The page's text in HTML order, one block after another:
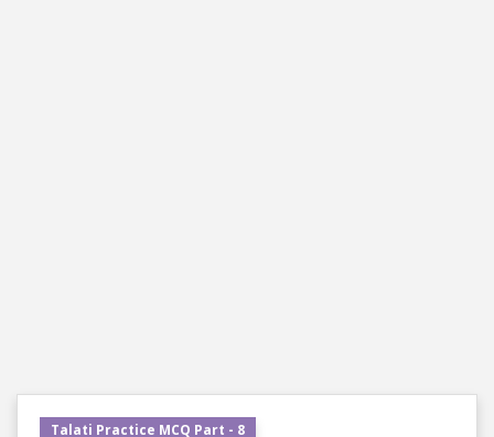
Talati Practice MCQ Part - 8